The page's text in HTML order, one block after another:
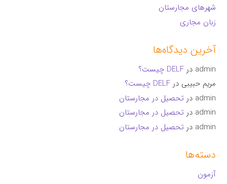
شهرهای مجارستان
زبان مجاری
آخرین دیدگاه‌ها
admin درDELF چیست؟
مریم حبیبی درDELF چیست؟
admin در تحصیل در مجارستان
admin در تحصیل در مجارستان
admin در تحصیل در مجارستان
دسته‌ها
آزمون